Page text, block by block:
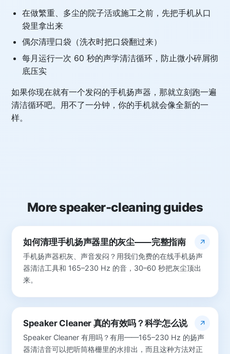
在做繁重、多尘的院子活或施工之前，先把手机从口
袋里拿出来
偶尔清理口袋（洗衣时把口袋翻过来）
每月运行一次 60 秒的声学清洁循环，防止微小碎屑彻
底压实
如果你现在就有一个发闷的手机扬声器，那就立刻跑一遍
清洁循环吧。用不了一分钟，你的手机就会像全新的一
样。
More speaker-cleaning guides
如何清理手机扬声器里的灰尘——完整指南
手机扬声器积灰、声音发闷？用我们免费的在线手机扬声
器清洁工具和 165–230 Hz 的音，30–60 秒把灰尘顶出
来。
Speaker Cleaner 真的有效吗？科学怎么说
Speaker Cleaner 有用吗？有用——165–230 Hz 的扬声
器清洁音可以把听筒格栅里的水排出，而且这种方法对正